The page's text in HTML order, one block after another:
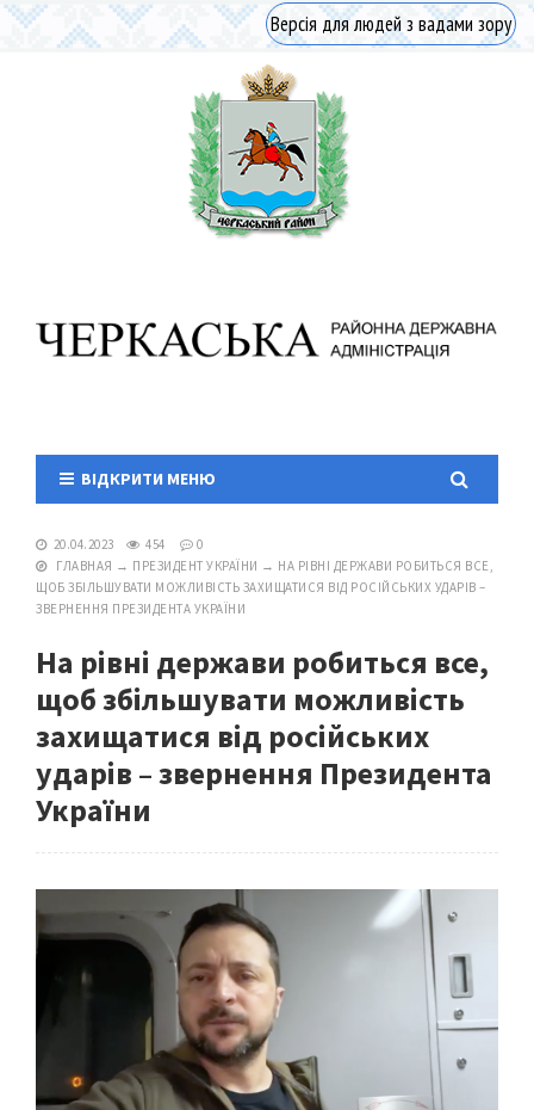
Версія для людей з вадами зору
ВІДКРИТИ МЕНЮ
20.04.2023 454
0
ГЛАВНАЯ → ПРЕЗИДЕНТ УКРАЇНИ → НА РІВНІ ДЕРЖАВИ РОБИТЬСЯ ВСЕ,
ЩОБ ЗБІЛЬШУВАТИ МОЖЛИВІСТЬ ЗАХИЩАТИСЯ ВІД РОСІЙСЬКИХ УДАРІВ –
ЗВЕРНЕННЯ ПРЕЗИДЕНТА УКРАЇНИ
На рівні держави робиться все,
щоб збільшувати можливість
захищатися від російських
ударів – звернення Президента
України